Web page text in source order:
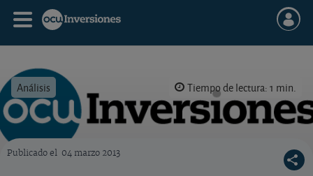
Análisis Tiempo de lectura: 1 min.
Publicado el 04 marzo 2013